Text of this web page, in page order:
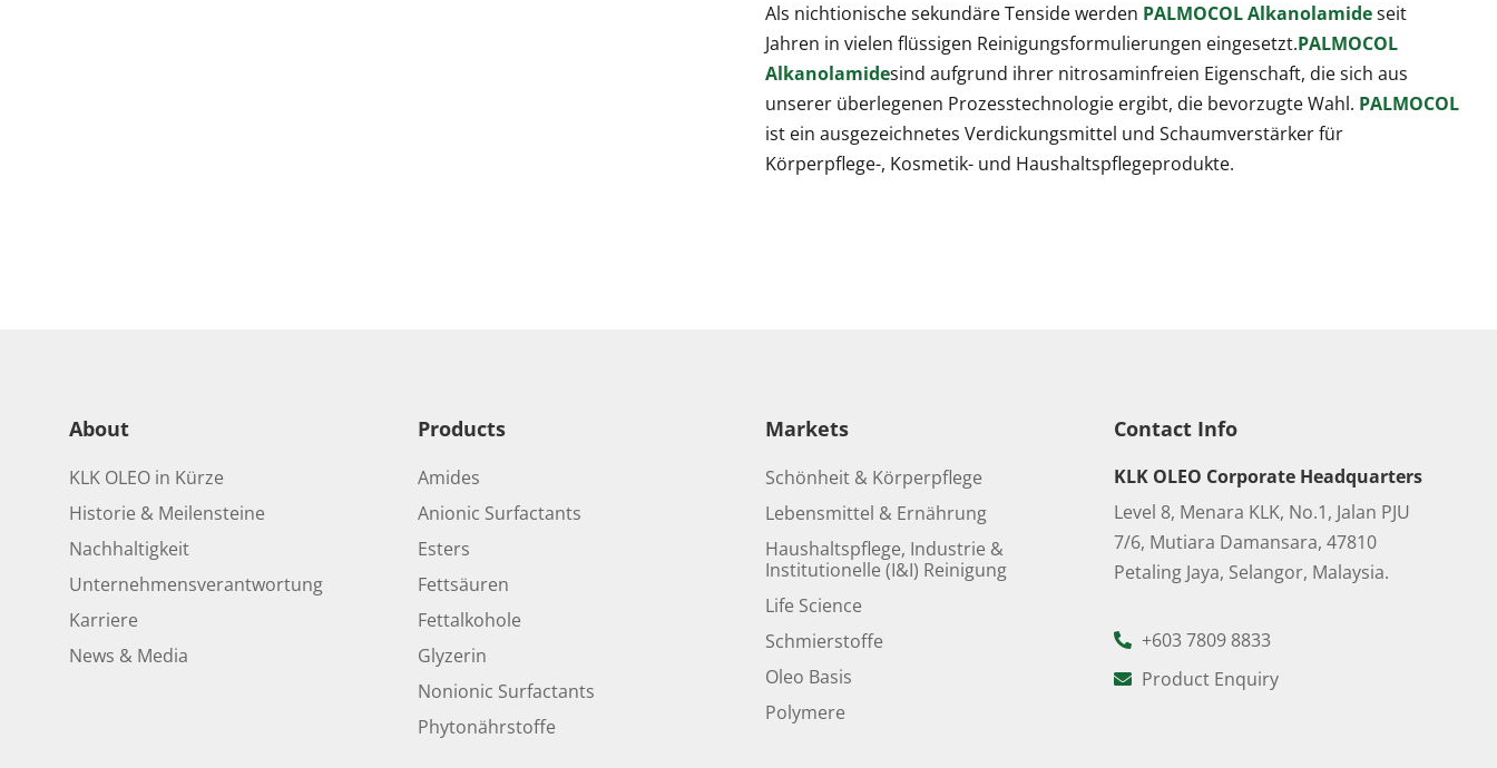
Als nichtionische sekundäre Tenside werden PALMOCOL Alkanolamideseit
Jahren in vielen flüssigen Reinigungsformulierungen eingesetzt.PALMOCOL
Alkanolamidesind aufgrund ihrer nitrosaminfreien Eigenschaft, die sich aus
unserer überlegenen Prozesstechnologie ergibt, die bevorzugte Wahl. PALMOCOL
ist ein ausgezeichnetes Verdickungsmittel und Schaumverstärker für
Körperpflege-, Kosmetik- und Haushaltspflegeprodukte.
About
KLK OLEO in Kürze
Historie & Meilensteine
Nachhaltigkeit
Unternehmensverantwortung
Karriere
News & Media
Products
Amides
Anionic Surfactants
Esters
Fettsäuren
Fettalkohole
Glyzerin
Nonionic Surfactants
Phytonährstoffe
Markets
Schönheit & Körperpflege
Lebensmittel & Ernährung
Haushaltspflege, Industrie &
Institutionelle (I&I) Reinigung
Life Science
Schmierstoffe
Oleo Basis
Polymere
Contact Info
KLK OLEO Corporate Headquarters
Level 8, Menara KLK, No.1, Jalan PJU
7/6, Mutiara Damansara, 47810
Petaling Jaya, Selangor, Malaysia.
+603 7809 8833
Product Enquiry